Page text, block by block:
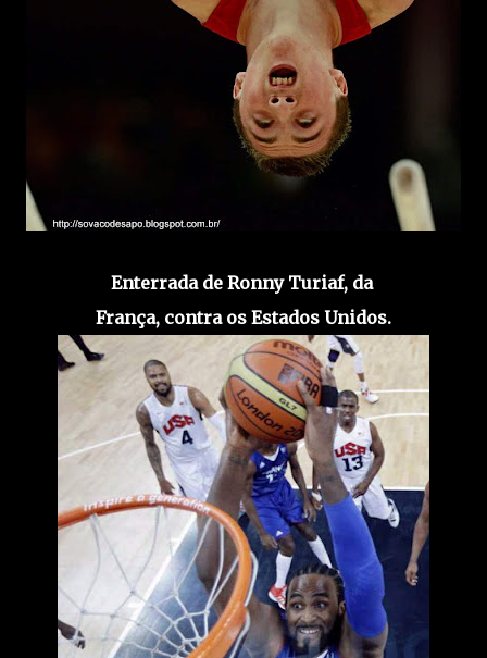
Enterrada de Ronny Turiaf, da
França, contra os Estados Unidos.